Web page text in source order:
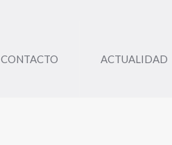
CONTACTO ACTUALIDAD